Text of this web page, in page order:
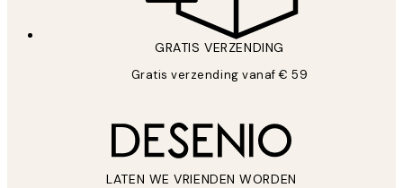
GRATIS VERZENDING
Gratis verzending vanaf € 59
LATEN WE VRIENDEN WORDEN